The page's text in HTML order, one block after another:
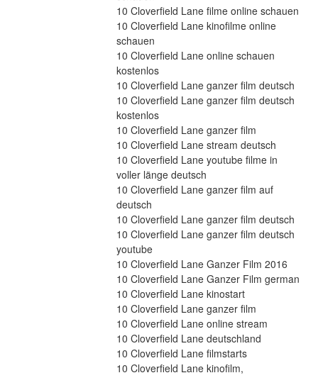
10 Cloverfield Lane filme online schauen
10 Cloverfield Lane kinofilme online
schauen
10 Cloverfield Lane online schauen
kostenlos
10 Cloverfield Lane ganzer film deutsch
10 Cloverfield Lane ganzer film deutsch
kostenlos
10 Cloverfield Lane ganzer film
10 Cloverfield Lane stream deutsch
10 Cloverfield Lane youtube filme in
voller länge deutsch
10 Cloverfield Lane ganzer film auf
deutsch
10 Cloverfield Lane ganzer film deutsch
10 Cloverfield Lane ganzer film deutsch
youtube
10 Cloverfield Lane Ganzer Film 2016
10 Cloverfield Lane Ganzer Film german
10 Cloverfield Lane kinostart
10 Cloverfield Lane ganzer film
10 Cloverfield Lane online stream
10 Cloverfield Lane deutschland
10 Cloverfield Lane filmstarts
10 Cloverfield Lane kinofilm,